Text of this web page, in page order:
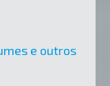
e outros